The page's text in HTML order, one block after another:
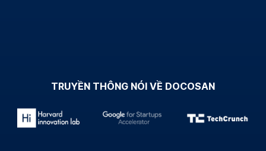
TRUYỀN THÔNG NÓI VỀ DOCOSAN